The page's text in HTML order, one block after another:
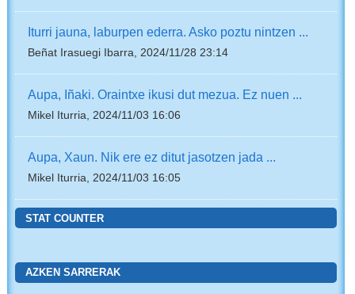
Iturri jauna, laburpen ederra. Asko poztu nintzen ...
Beñat Irasuegi Ibarra, 2024/11/28 23:14
Aupa, Iñaki. Oraintxe ikusi dut mezua. Ez nuen ...
Mikel Iturria, 2024/11/03 16:06
Aupa, Xaun. Nik ere ez ditut jasotzen jada ...
Mikel Iturria, 2024/11/03 16:05
STAT COUNTER
AZKEN SARRERAK